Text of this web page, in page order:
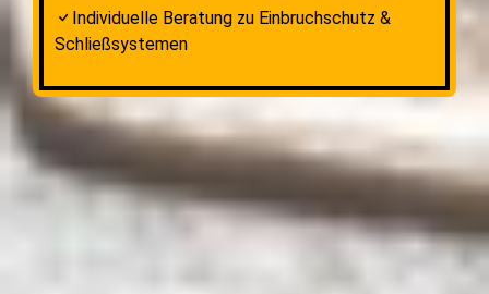
Individuelle Beratung zu Einbruchschutz &
Schließsystemen